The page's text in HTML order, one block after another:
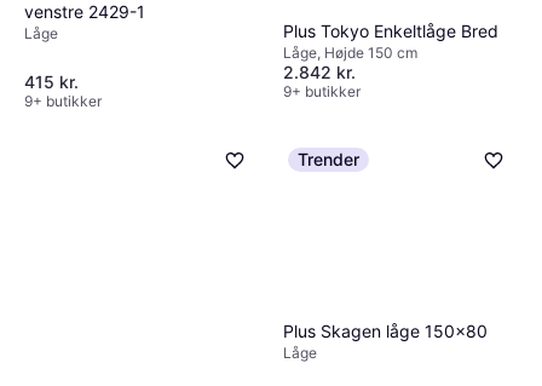
venstre 2429-1
Låge
415 kr.
9+ butikker
Plus Tokyo Enkeltlåge Bred
Låge, Højde 150 cm
2.842 kr.
9+ butikker
Trender
Plus Skagen låge 150x80
Låge